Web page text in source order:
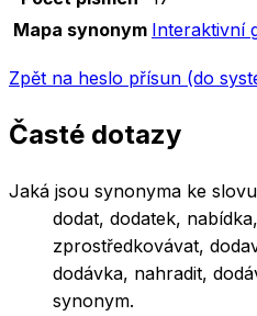
Mapa synonym Interaktivní
Zpět na heslo přísun (do
Časté dotazy
Jaká jsou synonyma ke
dodat, dodatek,
zprostředkovávat,
dodávka, nahradit,
synonym.